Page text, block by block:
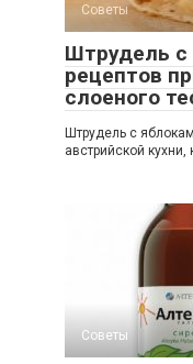
Советы
Штрудель с
рецептов
слоеного
Штрудель с
австрийской
Советы